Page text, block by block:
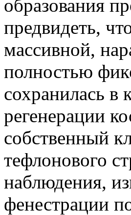
образования
предвидеть,
массивной,
полностью
сохранилась в
регенерации
собственный
тефлонового
наблюдения,
фенестрации